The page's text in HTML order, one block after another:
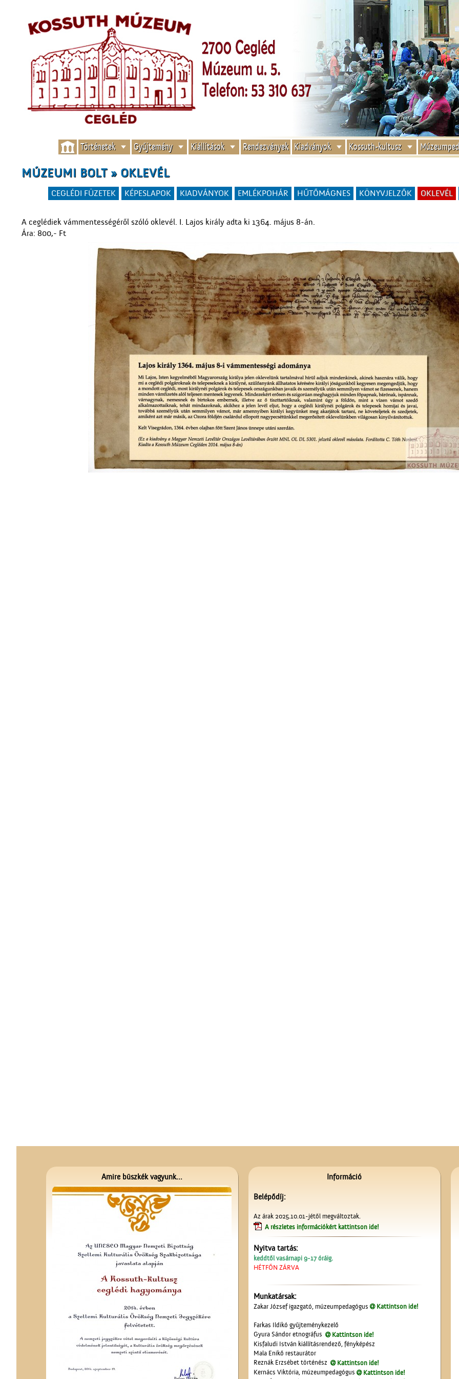
Történetek Gyűjtemény Kiállítások Rendezvények Kiadványok Kossuth-kultusz
MÚZEUMI BOLT » OKLEVÉL
CEGLÉDI FÜZETEK KÉPESLAPOK KIADVÁNYOK EMLÉKPOHÁR HŰTŐMÁGNES KÖNYVJELZŐK OKLEVÉL
A ceglédiek vámmentességéről szóló oklevél. I. Lajos király adta ki 1364. május 8-án.
Ára: 800,- Ft
Amire büszkék vagyunk... Információ
Belépődíj:
Az árak 2025.10.01-jétől megváltoztak.
A részletes információkért kattintson ide!
Nyitva tartás:
keddtől vasárnapi 9-17 óráig.
HÉTFŐN ZÁRVA
Munkatársak:
Zakar József igazgató, múzeumpedagógus Kattintson ide!
Farkas Ildikó gyűjteménykezelő
Gyura Sándor etnográfus
Kattintson ide!
Kisfaludi István kiállításrendező, fényképész
Mala Enikő restaurátor
Reznák Erzsébet történész
Kattintson ide!
Kernács Viktória, múzeumpedagógus
Kattintson ide!